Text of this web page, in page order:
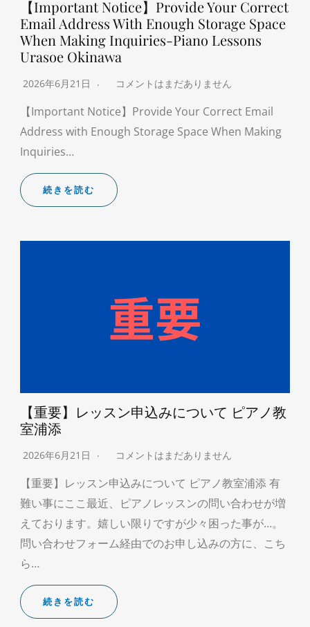
【Important Notice】Provide Your Correct
Email Address With Enough Storage Space
When Making Inquiries-Piano Lessons
Urasoe Okinawa
2026年6月21日 コメントはまだありません
【Important Notice】Provide Your Correct Email
Address with Enough Storage Space When Making
Inquiries…
続きを読む
【重要】レッスン申込みについて ピアノ教
室浦添
2026年6月21日 コメントはまだありません
【重要】レッスン申込みについて ピアノ教室浦添 有
難い事にここ最近、ピアノレッスンの問い合わせが増
えております。嬉しい限りですが少々困った事が…。
問い合わせフォーム経由でのお申し込みの方に、こち
ら…
続きを読む